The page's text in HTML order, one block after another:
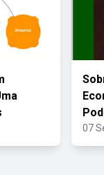
07